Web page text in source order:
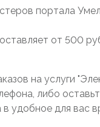
портала
от 500
на услуги
либо
удобное для вас